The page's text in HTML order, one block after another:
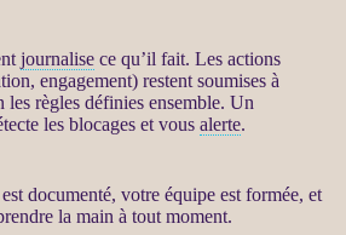
journalisece qu’il fait. Les actions
engagement) restent soumises à
règles définies ensemble. Un
les blocages et vous alerte.
documenté, votre équipe est formée, et
la main à tout moment.